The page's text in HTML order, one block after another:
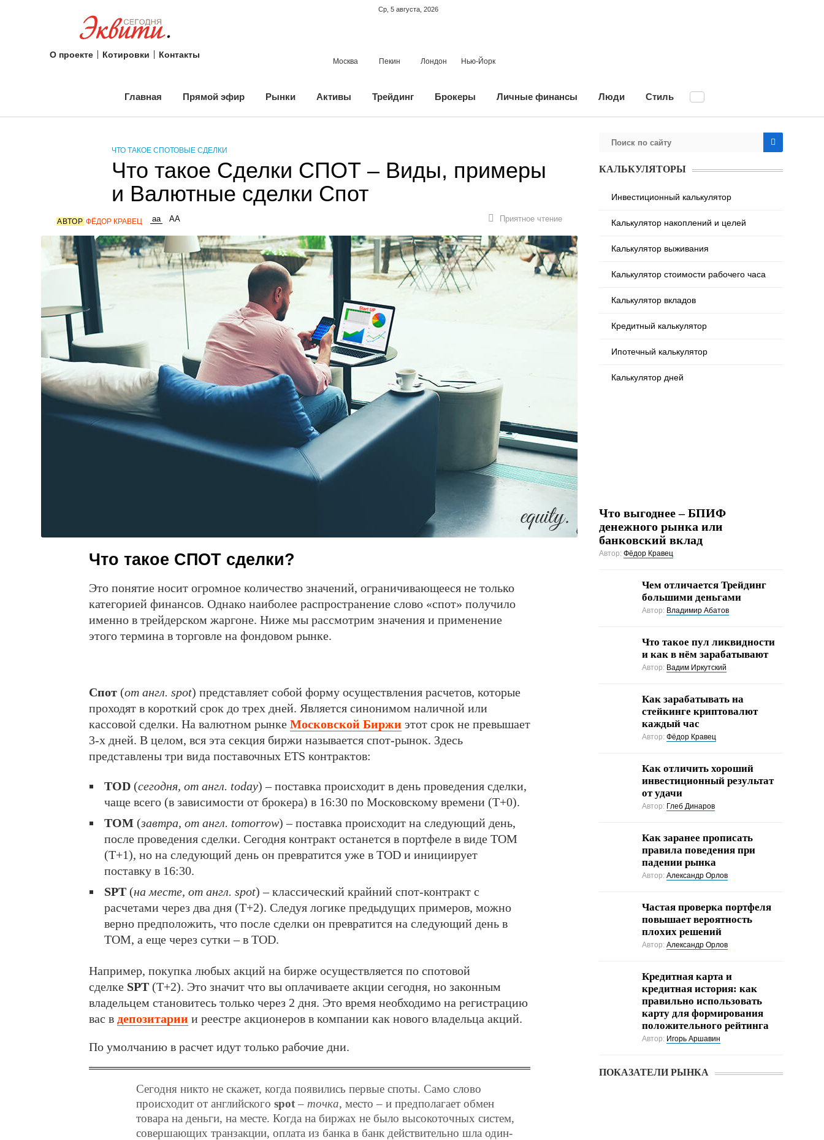
О проекте Котировки Контакты
Ср, 5 августа, 2026
Москва Пекин Лондон Нью-Йорк
Главная Прямой эфир Рынки Активы Трейдинг Брокеры Личные финансы Люди Стиль
ЧТО ТАКОЕ СПОТОВЫЕ СДЕЛКИ
Что такое Сделки СПОТ – Виды, примеры
и Валютные сделки Спот
АВТОР ФЁДОР КРАВЕЦ Приятное чтение
Что такое СПОТ сделки?
Это понятие носит огромное количество значений, ограничивающееся не только
категорией финансов. Однако наиболее распространение слово «спот» получило
именно в трейдерском жаргоне. Ниже мы рассмотрим значения и применение
этого термина в торговле на фондовом рынке.
Спот(от англ. spot) представляет собой форму осуществления расчетов, которые
проходят в короткий срок до трех дней. Является синонимом наличной или
кассовой сделки. На валютном рынке Московской Биржи этот срок не превышает
3-х дней. В целом, вся эта секция биржи называется спот-рынок. Здесь
представлены три вида поставочных ETS контрактов:
TOD(сегодня, от англ. today) – поставка происходит в день проведения сделки,
чаще всего (в зависимости от брокера) в 16:30 по Московскому времени (Т+0).
TOM(завтра, от англ. tomorrow) – поставка происходит на следующий день,
после проведения сделки. Сегодня контракт останется в портфеле в виде TOM
(Т+1), но на следующий день он превратится уже в TOD и инициирует
поставку в 16:30.
SPT(на месте, от англ. spot) – классический крайний спот-контракт с
расчетами через два дня (T+2). Следуя логике предыдущих примеров, можно
верно предположить, что после сделки он превратится на следующий день в
TOM, а еще через сутки – в TOD.
Например, покупка любых акций на бирже осуществляется по спотовой
сделке SPT(Т+2). Это значит что вы оплачиваете акции сегодня, но законным
владельцем становитесь только через 2 дня. Это время необходимо на регистрацию
вас в депозитарии и реестре акционеров в компании как нового владельца акций.
По умолчанию в расчет идут только рабочие дни.
Сегодня никто не скажет, когда появились первые споты. Само слово
происходит от английского spot– точка, место – и предполагает обмен
товара на деньги, на месте. Когда на биржах не было высокоточных систем,
совершающих транзакции, оплата из банка в банк действительно шла один-
КАЛЬКУЛЯТОРЫ
Инвестиционный калькулятор
Калькулятор накоплений и целей
Калькулятор выживания
Калькулятор стоимости рабочего часа
Калькулятор вкладов
Кредитный калькулятор
Ипотечный калькулятор
Калькулятор дней
Что выгоднее – БПИФ
денежного рынка или
банковский вклад
Автор: Фёдор Кравец
Чем отличается Трейдинг
большими деньгами
Автор: Владимир Абатов
Что такое пул ликвидности
и как в нём зарабатывают
Автор: Вадим Иркутский
Как зарабатывать на
стейкинге криптовалют
каждый час
Автор: Фёдор Кравец
Как отличить хороший
инвестиционный результат
от удачи
Автор: Глеб Динаров
Как заранее прописать
правила поведения при
падении рынка
Автор: Александр Орлов
Частая проверка портфеля
повышает вероятность
плохих решений
Автор: Александр Орлов
Кредитная карта и
кредитная история: как
правильно использовать
карту для формирования
положительного рейтинга
Автор: Игорь Аршавин
ПОКАЗАТЕЛИ РЫНКА